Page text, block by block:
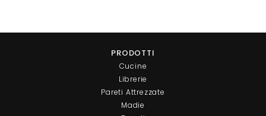
PRODOTTI
Cucine
Librerie
Pareti Attrezzate
Madie